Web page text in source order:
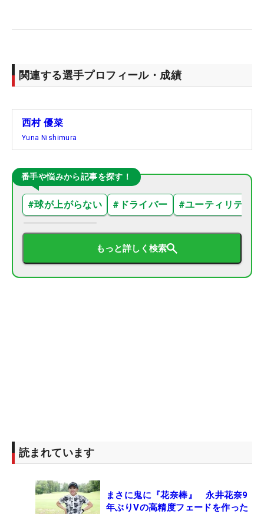
関連する選手プロフィール・成績
西村 優菜
Yuna Nishimura
番手や悩みから記事を探す！
#球が上がらない # ドライバー #ユーティリティ
もっと詳しく検索
読まれています
まさに鬼に『花奈棒』 永井花奈9
年ぶりVの高精度フェードを作った